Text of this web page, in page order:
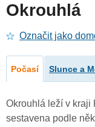
Okrouhlá
Označit jako
Počasí Slunce a
Okrouhlá leží v kraji
sestavena podle